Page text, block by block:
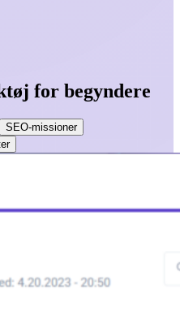
for begyndere
SEO-missioner